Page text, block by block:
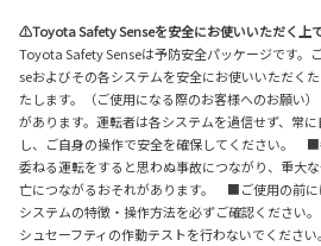
⚠Toyota Safety Senseを安全にお使いいただく上
Toyota Safety Senseは予防安全パッケージです。
seおよびその各システムを安全にお使いいただく
たします。（ご使用になる際のお客様へのお願
があります。運転者は各システムを過信せず、常
し、ご自身の操作で安全を確保してください。
委ねる運転をすると思わぬ事故につながり、重大
亡につながるおそれがあります。 ■ご使用の前に
システムの特徴・操作方法を必ずご確認くださ
シュセーフティの作動テストを行わないでくださ